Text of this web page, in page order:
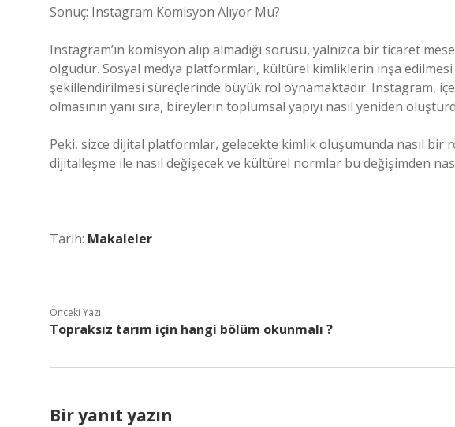
Sonuç: Instagram Komisyon Alıyor Mu?
Instagram’ın komisyon alıp almadığı sorusu, yalnızca bir ticaret
olgudur. Sosyal medya platformları, kültürel kimliklerin inşa
şekillendirilmesi süreçlerinde büyük rol oynamaktadır. Instagram,
olmasının yanı sıra, bireylerin toplumsal yapıyı nasıl yeniden
Peki, sizce dijital platformlar, gelecekte kimlik oluşumunda nasıl bir
dijitalleşme ile nasıl değişecek ve kültürel normlar bu değişimden
Tarih: Makaleler
Önceki Yazı
Topraksız tarım için hangi bölüm okunmalı ?
Bir yanıt yazın